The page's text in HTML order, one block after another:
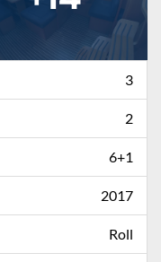
3
2
6+1
2017
Roll